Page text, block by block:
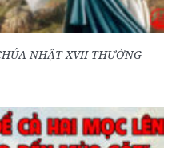
NHẬT XVII THƯỜNG